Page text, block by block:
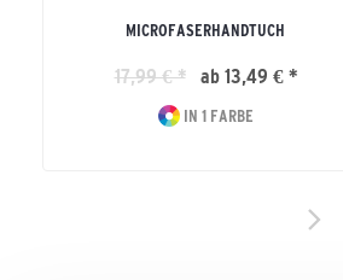
MICROFASERHANDTUCH
17,99 € * ab 13,49 € *
IN 1 FARBE